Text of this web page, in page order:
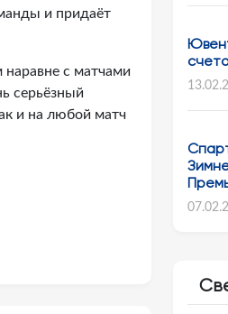
и придаёт
с матчами
серьёзный
и на любой матч